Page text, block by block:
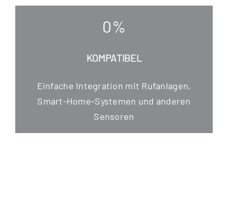
0%
KOMPATIBEL
Ein­fa­che Inte­gra­ti­on mit Ruf­an­la­gen,
Smart-Home-Sys­te­men und ande­ren
Sensoren